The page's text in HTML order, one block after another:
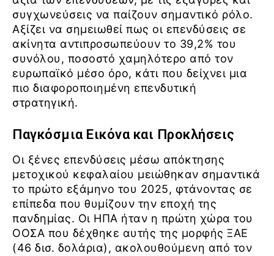
συγχωνεύσεις να παίζουν σημαντικό ρόλο.
Αξίζει να σημειωθεί πως οι επενδύσεις σε
ακίνητα αντιπροσωπεύουν το 39,2% του
συνόλου, ποσοστό χαμηλότερο από τον
ευρωπαϊκό μέσο όρο, κάτι που δείχνει μια
πιο διαφοροποιημένη επενδυτική
στρατηγική.
Παγκόσμια Εικόνα και Προκλήσεις
Οι ξένες επενδύσεις μέσω απόκτησης
μετοχικού κεφαλαίου μειώθηκαν σημαντικά
το πρώτο εξάμηνο του 2025, φτάνοντας σε
επίπεδα που θυμίζουν την εποχή της
πανδημίας. Οι ΗΠΑ ήταν η πρώτη χώρα του
ΟΟΣΑ που δέχθηκε αυτής της μορφής ΞΑΕ
(46 δισ. δολάρια), ακολουθούμενη από τον